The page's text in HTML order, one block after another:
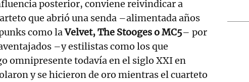
posterior, conviene reivindicar a
que abrió una senda –alimentada años
como laVelvet, The Stooges o MC5– por
–y estilistas como los que
omnipresente todavía en el siglo XXI en
y se hicieron de oro mientras el cuarteto